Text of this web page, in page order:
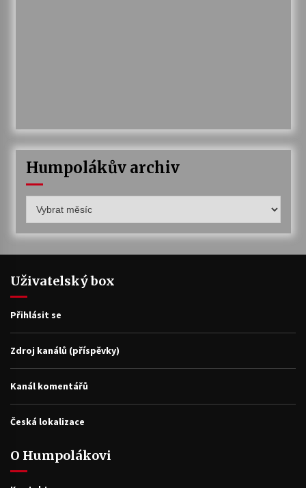
Humpolákův archiv
archiv
Uživatelský box
Přihlásit se
Zdroj kanálů (příspěvky)
Kanál komentářů
Česká lokalizace
O Humpolákovi